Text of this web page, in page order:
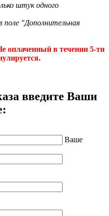
штук одного
"Дополнительная
оплаченный в течении 5-ти
введите Ваши
Ваше